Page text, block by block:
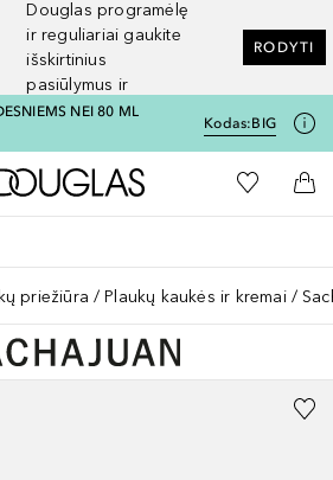
Douglas programėlę
ir reguliariai gaukite
išskirtinius
pasiūlymus ir
nuolaidas
RODYTI
NEI 80 ML
Kodas:BIG
Į Douglas pagrindinį
Į mano
Į
priežiūra Plaukų kaukės ir kremai